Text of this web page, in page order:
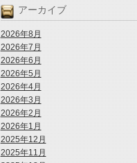
アーカイブ
2026年8月
2026年7月
2026年6月
2026年5月
2026年4月
2026年3月
2026年2月
2026年1月
2025年12月
2025年11月